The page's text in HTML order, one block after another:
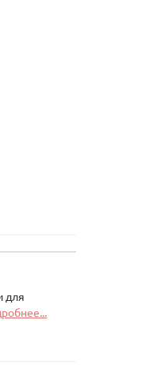
для